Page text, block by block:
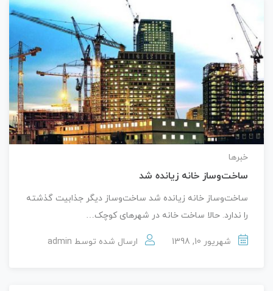
خبرها
ساخت‌وساز خانه زیانده شد
ساخت‌وساز خانه زیانده شد ساخت‌وساز دیگر جذابیت گذشته
را ندارد. حالا ساخت خانه در شهرهای کوچک…
شهریور 10, 1398 ارسال شده توسط admin